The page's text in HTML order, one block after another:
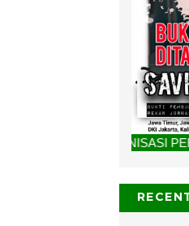
& ORGANISASI PERS UNTUK